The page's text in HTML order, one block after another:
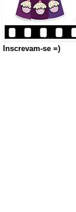
Inscrevam-se =)